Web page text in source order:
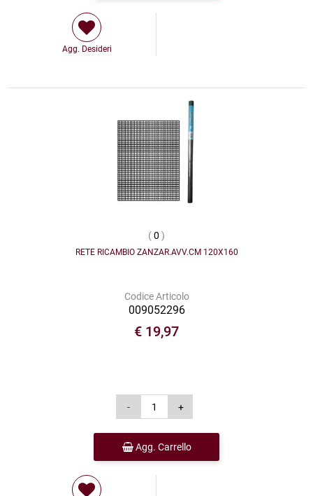
Agg. Desideri
(0 )
RETE RICAMBIO ZANZAR.AVV.CM 120X160
Codice Articolo
009052296
€ 19,97
Agg. Carrello